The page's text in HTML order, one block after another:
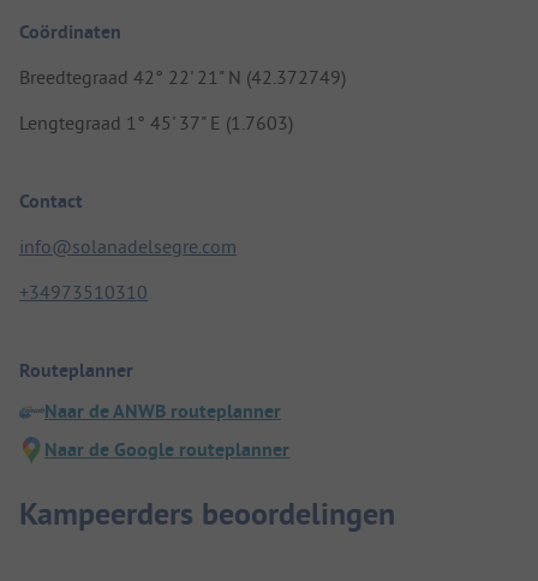
Coördinaten
Breedtegraad 42° 22' 21" N (42.372749)
Lengtegraad 1° 45' 37" E (1.7603)
Contact
info@solanadelsegre.com
+34973510310
Routeplanner
Naar de ANWB routeplanner
Naar de Google routeplanner
Kampeerders beoordelingen